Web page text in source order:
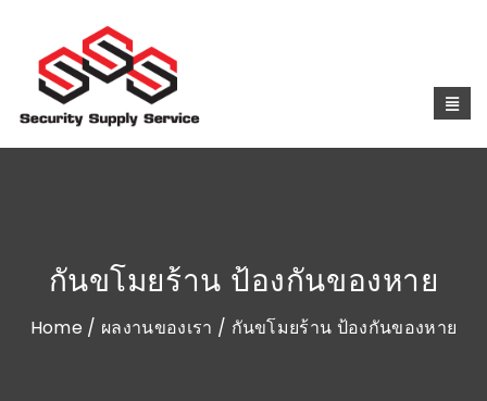
กันขโมยร้าน ป้องกันของหาย
Home / ผลงานของเรา / กันขโมยร้าน ป้องกันของหาย